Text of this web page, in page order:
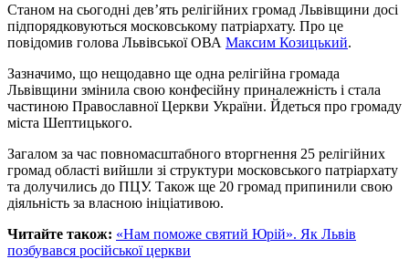
Станом на сьогодні дев’ять релігійних громад Львівщини досі
підпорядковуються московському патріархату. Про це
повідомив голова Львівської ОВА Максим Козицький.
Зазначимо, що нещодавно ще одна релігійна громада
Львівщини змінила свою конфесійну приналежність і стала
частиною Православної Церкви України. Йдеться про громаду
міста Шептицького.
Загалом за час повномасштабного вторгнення 25 релігійних
громад області вийшли зі структури московського патріархату
та долучились до ПЦУ. Також ще 20 громад припинили свою
діяльність за власною ініціативою.
Читайте також: «Нам поможе святий Юрій». Як Львів
позбувався російської церкви